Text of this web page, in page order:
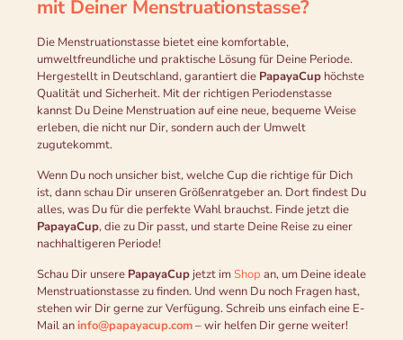
mit Deiner Menstruationstasse?
Die Menstruationstasse bietet eine komfortable,
umweltfreundliche und praktische Lösung für Deine Periode.
Hergestellt in Deutschland, garantiert die PapayaCuphöchste
Qualität und Sicherheit. Mit der richtigen Periodenstasse
kannst Du Deine Menstruation auf eine neue, bequeme Weise
erleben, die nicht nur Dir, sondern auch der Umwelt
zugutekommt.
Wenn Du noch unsicher bist, welche Cup die richtige für Dich
ist, dann schau Dir unseren Größenratgeber an. Dort findest Du
alles, was Du für die perfekte Wahl brauchst. Finde jetzt die
PapayaCup, die zu Dir passt, und starte Deine Reise zu einer
nachhaltigeren Periode!
Schau Dir unsere PapayaCupjetzt im Shop an, um Deine ideale
Menstruationstasse zu finden. Und wenn Du noch Fragen hast,
stehen wir Dir gerne zur Verfügung. Schreib uns einfach eine E-
Mail aninfo@papayacup.com– wir helfen Dir gerne weiter!